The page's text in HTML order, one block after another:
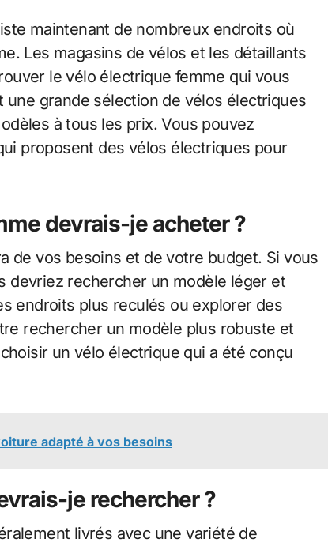
maintenant de nombreux endroits où
Les magasins de vélos et les détaillants
le vélo électrique femme qui vous
grande sélection de vélos électriques
à tous les prix. Vous pouvez
proposent des vélos électriques pour
devrais-je acheter ?
de vos besoins et de votre budget. Si vous
devriez rechercher un modèle léger et
endroits plus reculés ou explorer des
rechercher un modèle plus robuste et
un vélo électrique qui a été conçu
adapté à vos besoins
je rechercher ?
livrés avec une variété de